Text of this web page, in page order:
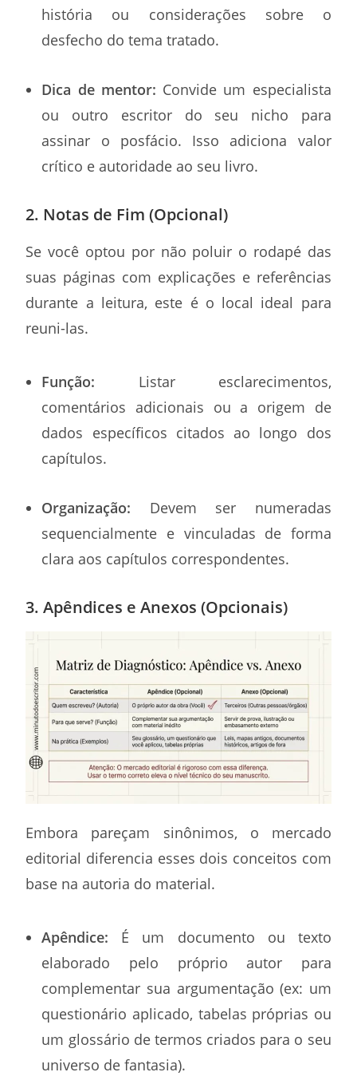
história ou considerações sobre o
desfecho do tema tratado.
Dica de mentor: Convide um especialista
ou outro escritor do seu nicho para
assinar o posfácio. Isso adiciona valor
crítico e autoridade ao seu livro.
2. Notas de Fim (Opcional)
Se você optou por não poluir o rodapé das
suas páginas com explicações e referências
durante a leitura, este é o local ideal para
reuni-las.
Função: Listar esclarecimentos,
comentários adicionais ou a origem de
dados específicos citados ao longo dos
capítulos.
Organização: Devem ser numeradas
sequencialmente e vinculadas de forma
clara aos capítulos correspondentes.
3. Apêndices e Anexos (Opcionais)
Embora pareçam sinônimos, o mercado
editorial diferencia esses dois conceitos com
base na autoria do material.
Apêndice: É um documento ou texto
elaborado pelo próprio autor para
complementar sua argumentação (ex: um
questionário aplicado, tabelas próprias ou
um glossário de termos criados para o seu
universo de fantasia).